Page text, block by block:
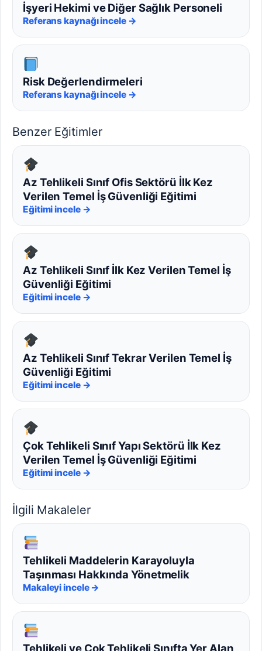
İşyeri Hekimi ve Diğer Sağlık Personeli
Referans kaynağı incele →
Risk Değerlendirmeleri
Referans kaynağı incele →
Benzer Eğitimler
Az Tehlikeli Sınıf Ofis Sektörü İlk Kez
Verilen Temel İş Güvenliği Eğitimi
Eğitimi incele →
Az Tehlikeli Sınıf İlk Kez Verilen Temel İş
Güvenliği Eğitimi
Eğitimi incele →
Az Tehlikeli Sınıf Tekrar Verilen Temel İş
Güvenliği Eğitimi
Eğitimi incele →
Çok Tehlikeli Sınıf Yapı Sektörü İlk Kez
Verilen Temel İş Güvenliği Eğitimi
Eğitimi incele →
İlgili Makaleler
Tehlikeli Maddelerin Karayoluyla
Taşınması Hakkında Yönetmelik
Makaleyi incele →
Tehlikeli ve Çok Tehlikeli Sınıfta Yer Alan